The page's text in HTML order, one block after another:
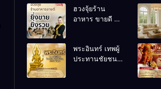
ฮวงจุ้ยร้าน
อาหาร ขายดี ยิ่ง
ปรับร้านให้ลูกค้า
แน่นตลอดปี
พระอินทร์ เทพผู้
ประทานชัยชนะ